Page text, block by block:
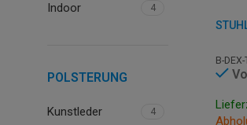
Indoor 4
POLSTERUNG
Kunstleder 4
B-